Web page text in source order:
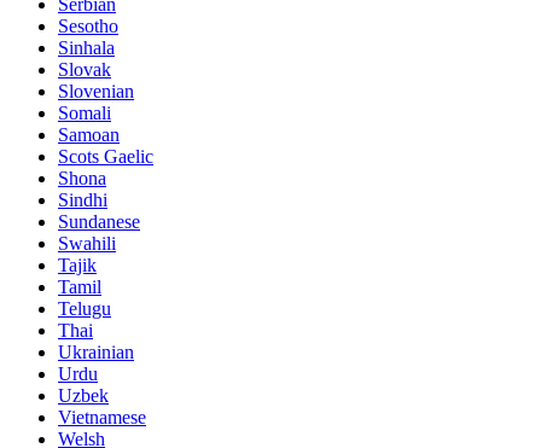
Serbian
Sesotho
Sinhala
Slovak
Slovenian
Somali
Samoan
Scots Gaelic
Shona
Sindhi
Sundanese
Swahili
Tajik
Tamil
Telugu
Thai
Ukrainian
Urdu
Uzbek
Vietnamese
Welsh